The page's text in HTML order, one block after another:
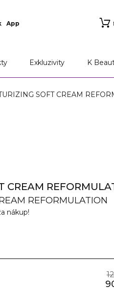
App
Exkluzivity K
SOFT CREAM
CREAM
REFORMULATION
nákup!